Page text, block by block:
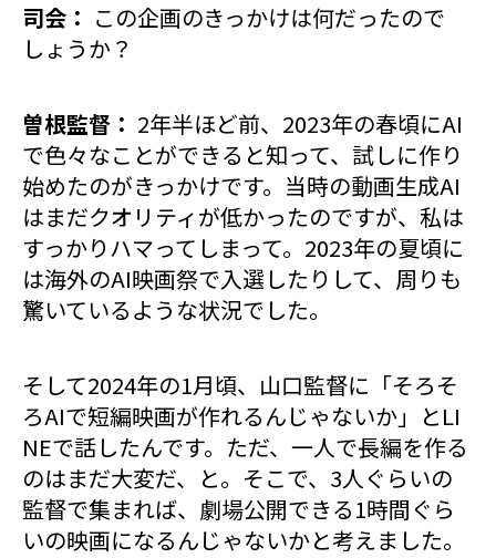
司会： この企画のきっかけは何だったので
しょうか？
曽根監督： 2年半ほど前、2023年の春頃にAI
で色々なことができると知って、試しに作り
始めたのがきっかけです。当時の動画生成AI
はまだクオリティが低かったのですが、私は
すっかりハマってしまって。2023年の夏頃に
は海外のAI映画祭で入選したりして、周りも
驚いているような状況でした。
そして2024年の1月頃、山口監督に「そろそ
ろAIで短編映画が作れるんじゃないか」とLI
NEで話したんです。ただ、一人で長編を作る
のはまだ大変だ、と。そこで、3人ぐらいの
監督で集まれば、劇場公開できる1時間ぐら
いの映画になるんじゃないかと考えました。